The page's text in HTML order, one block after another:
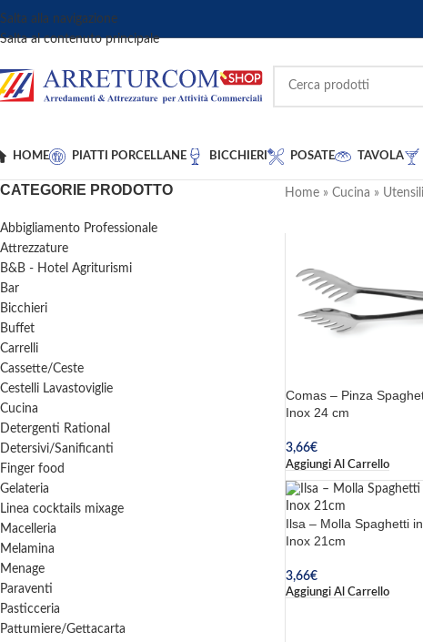
Salta alla navigazione
Salta al contenuto principale
HOME PIATTI PORCELLANE BICCHIERI POSATE TAVOLA
CATEGORIE PRODOTTO
Abbigliamento Professionale
Attrezzature
B&B - Hotel Agriturismi
Bar
Bicchieri
Buffet
Carrelli
Cassette/Ceste
Cestelli Lavastoviglie
Cucina
Detergenti Rational
Detersivi/Sanificanti
Finger food
Gelateria
Linea cocktails mixage
Macelleria
Melamina
Menage
Paraventi
Pasticceria
Pattumiere/Gettacarta
Home» Cucina » Utensili
Comas – Pinza
Inox 24 cm
3,66€
Aggiungi Al Carrello
Ilsa – Molla Spaghetti
Inox 21cm
3,66€
Aggiungi Al Carrello